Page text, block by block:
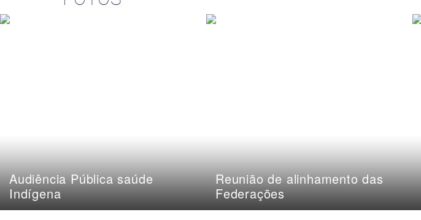
Audiência Pública saúde
Indígena
Reunião de alinhamento das
Federações